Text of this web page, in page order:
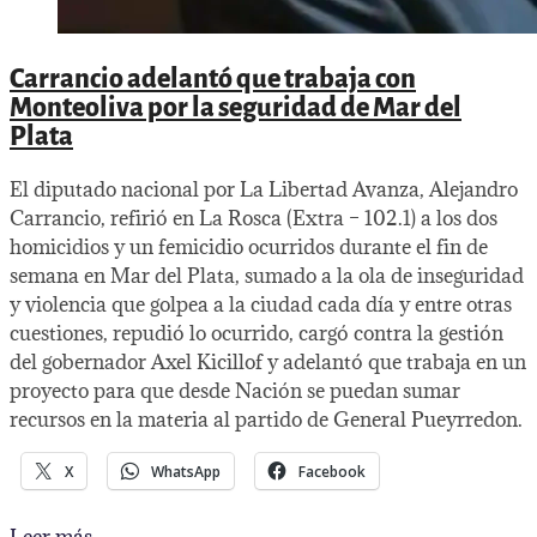
Carrancio adelantó que trabaja con
Monteoliva por la seguridad de Mar del
Plata
El diputado nacional por La Libertad Avanza, Alejandro
Carrancio, refirió en La Rosca (Extra – 102.1) a los dos
homicidios y un femicidio ocurridos durante el fin de
semana en Mar del Plata, sumado a la ola de inseguridad
y violencia que golpea a la ciudad cada día y entre otras
cuestiones, repudió lo ocurrido, cargó contra la gestión
del gobernador Axel Kicillof y adelantó que trabaja en un
proyecto para que desde Nación se puedan sumar
recursos en la materia al partido de General Pueyrredon.
X WhatsApp Facebook
Carrancio